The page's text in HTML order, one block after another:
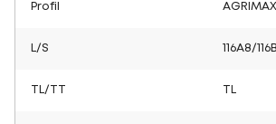
Profil
L/S 116A8/116B
TL/TT